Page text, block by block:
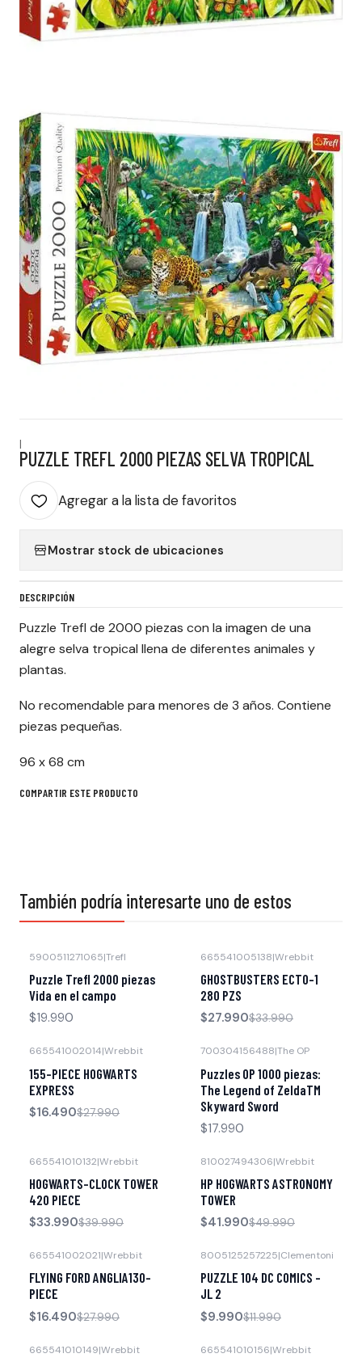
|
PUZZLE TREFL 2000 PIEZAS SELVA TROPICAL
Agregar a la lista de favoritos
Mostrar stock de ubicaciones
DESCRIPCIÓN
Puzzle Trefl de 2000 piezas con la imagen de una
alegre selva tropical llena de diferentes animales y
plantas.
No recomendable para menores de 3 años. Contiene
piezas pequeñas.
96 x 68 cm
COMPARTIR ESTE PRODUCTO
También podría interesarte uno de estos
5900511271065|Trefl
Puzzle Trefl 2000 piezas
Vida en el campo
$19.990
665541005138|Wrebbit
GHOSTBUSTERS ECTO-1
280 PZS
$27.990$33.990
665541002014|Wrebbit
155-PIECE HOGWARTS
EXPRESS
$16.490$27.990
700304156488|The OP
Puzzles OP 1000 piezas:
The Legend of ZeldaTM
Skyward Sword
$17.990
665541010132|Wrebbit
HOGWARTS-CLOCK TOWER
420 PIECE
$33.990$39.990
810027494306|Wrebbit
HP HOGWARTS ASTRONOMY
TOWER
$41.990$49.990
665541002021|Wrebbit
FLYING FORD ANGLIA130-
PIECE
$16.490$27.990
8005125257225|Clementoni
PUZZLE 104 DC COMICS -
JL 2
$9.990$11.990
665541010149|Wrebbit 665541010156|Wrebbit